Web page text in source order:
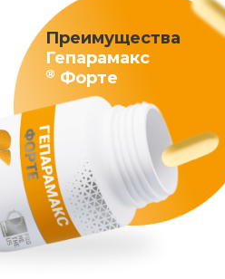
Преимущества
Гепарамакс
® Форте